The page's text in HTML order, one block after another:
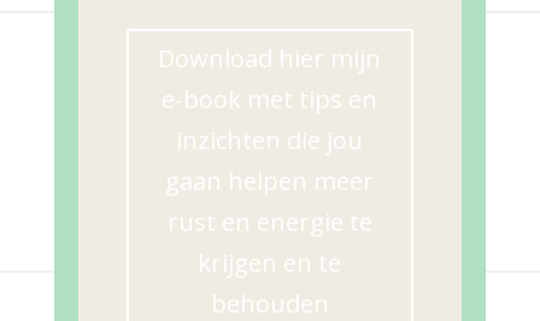
Download hier mijn
e-book met tips en
inzichten die jou
gaan helpen meer
rust en energie te
krijgen en te
behouden